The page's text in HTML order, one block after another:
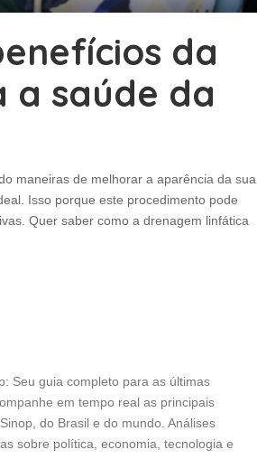
da
saúde da
maneiras de melhorar a aparência da sua
Isso porque este procedimento pode
Quer saber como a drenagem linfática
Seu guia completo para as últimas
em tempo real as principais
do Brasil e do mundo. Análises
sobre política, economia, tecnologia e